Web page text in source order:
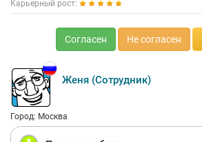
Карьерный рост:
Согласен Не согласен
Женя (Сотрудник)
Город: Москва